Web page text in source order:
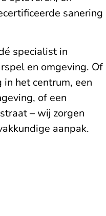
sanering
specialist in
en omgeving. Of
het centrum, een
of een
– wij zorgen
aanpak.